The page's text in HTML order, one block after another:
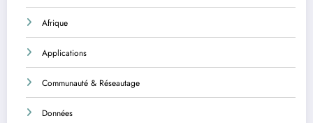
Afrique
Applications
Communauté & Réseautage
Données